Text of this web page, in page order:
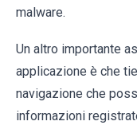
malware.
Un altro importante
applicazione è che
navigazione che
informazioni